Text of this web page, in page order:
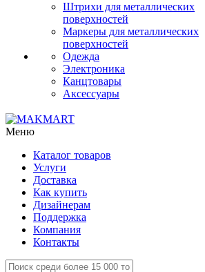
Штрихи для металлических
поверхностей
Маркеры для металлических
поверхностей
Одежда
Электроника
Канцтовары
Аксессуары
Меню
Каталог товаров
Услуги
Доставка
Как купить
Дизайнерам
Поддержка
Компания
Контакты